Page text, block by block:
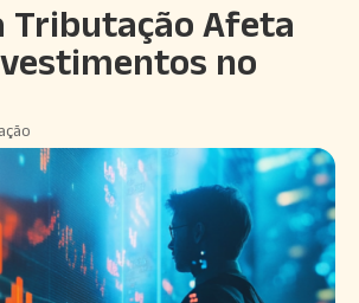
Tributação Afeta
no